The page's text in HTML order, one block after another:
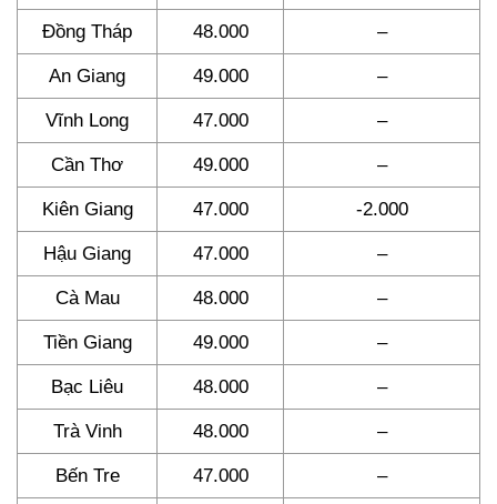
Đồng Tháp 48.000 –
An Giang 49.000 –
Vĩnh Long 47.000 –
Cần Thơ 49.000 –
Kiên Giang 47.000 -2.000
Hậu Giang 47.000 –
Cà Mau 48.000 –
Tiền Giang 49.000 –
Bạc Liêu 48.000 –
Trà Vinh 48.000 –
Bến Tre 47.000 –